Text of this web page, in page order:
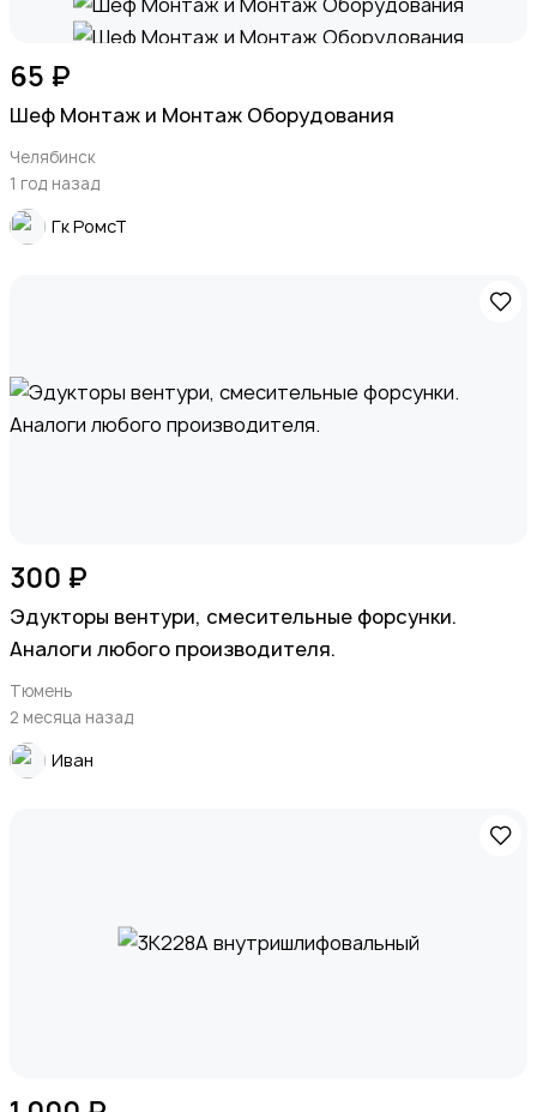
65 ₽
Шеф Монтаж и Монтаж Оборудования
Челябинск
1 год назад
Гк РомсТ
300 ₽
Эдукторы вентури, смесительные форсунки.
Аналоги любого производителя.
Тюмень
2 месяца назад
Иван